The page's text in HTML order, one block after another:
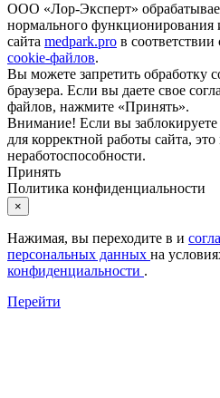
ООО «Лор-Эксперт»
нормального функционирования
сайта medpark.pro в соответствии
cookie-файлов.
Вы можете запретить обработку
браузера. Если вы даете свое
файлов, нажмите «Принять».
Внимание! Если вы
для корректной работы сайта,
неработоспособности.
Принять
Политика конфиденциальности
×
Нажимая, вы переходите в и
персональных данных на
конфиденциальности .
Перейти